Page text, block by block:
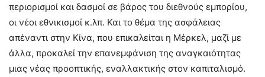
περιορισμοί και δασμοί σε βάρος του διεθνούς εμπορίου,
οι νέοι εθνικισμοί κ.λπ. Και το θέμα της ασφάλειας
απέναντι στην Κίνα, που επικαλείται η Μέρκελ, μαζί με
άλλα, προκαλεί την επανεμφάνιση της αναγκαιότητας
μιας νέας προοπτικής, εναλλακτικής στον καπιταλισμό.